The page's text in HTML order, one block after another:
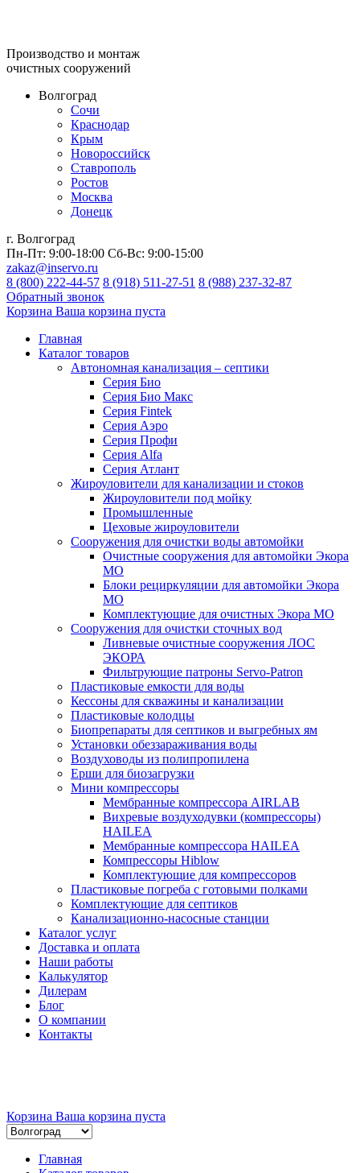
Производство и монтаж
очистных сооружений
Волгоград
Сочи
Краснодар
Крым
Новороссийск
Ставрополь
Ростов
Москва
Донецк
г. Волгоград
Пн-Пт: 9:00-18:00 Сб-Вс: 9:00-15:00
zakaz@inservo.ru
8 (800) 222-44-57 8 (918) 511-27-51 8 (988) 237-32-87
Обратный звонок
Корзина Ваша корзина пуста
Главная
Каталог товаров
Автономная канализация – септики
Серия Био
Серия Био Макс
Серия Fintek
Серия Аэро
Серия Профи
Серия Alfa
Серия Атлант
Жироуловители для канализации и стоков
Жироуловители под мойку
Промышленные
Цеховые жироуловители
Сооружения для очистки воды автомойки
Очистные сооружения для автомойки Экора
МО
Блоки рециркуляции для автомойки Экора
МО
Комплектующие для очистных Экора МО
Сооружения для очистки сточных вод
Ливневые очистные сооружения ЛОС
ЭКОРА
Фильтрующие патроны Servo-Patron
Пластиковые емкости для воды
Кессоны для скважины и канализации
Пластиковые колодцы
Биопрепараты для септиков и выгребных ям
Установки обеззараживания воды
Воздуховоды из полипропилена
Ерши для биозагрузки
Мини компрессоры
Мембранные компрессора AIRLAB
Вихревые воздуходувки (компрессоры)
HAILEA
Мембранные компрессора HAILEA
Компрессоры Hiblow
Комплектующие для компрессоров
Пластиковые погреба с готовыми полками
Комплектующие для септиков
Канализационно-насосные станции
Каталог услуг
Доставка и оплата
Наши работы
Калькулятор
Дилерам
Блог
О компании
Контакты
Корзина Ваша корзина пуста
Главная